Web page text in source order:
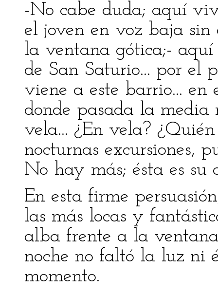
-No cabe duda; aquí
el joven en voz baja sin
la ventana gótica;-
de San Saturio... por el
viene a este barrio... en
donde pasada la
vela... ¿En vela?
nocturnas excursiones,
No hay más; ésta es su
En esta firme
las más locas y
alba frente a la
noche no faltó la luz ni
momento.